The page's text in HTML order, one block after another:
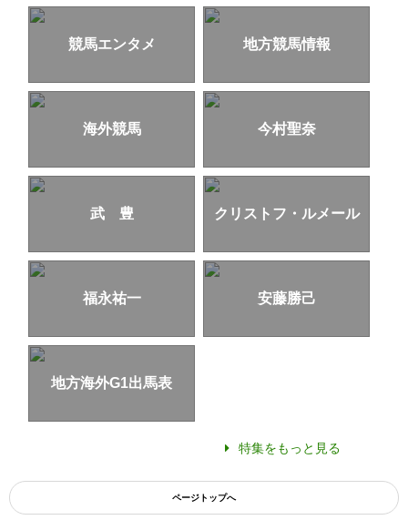
競馬エンタメ 地方競馬情報
海外競馬 今村聖奈
武 豊 クリストフ・ルメール
福永祐一 安藤勝己
地方海外G1出馬表
特集をもっと見る
ページトップへ